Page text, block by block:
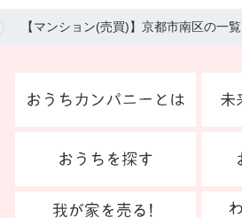
【マンション(売買)】京都市南区の一覧